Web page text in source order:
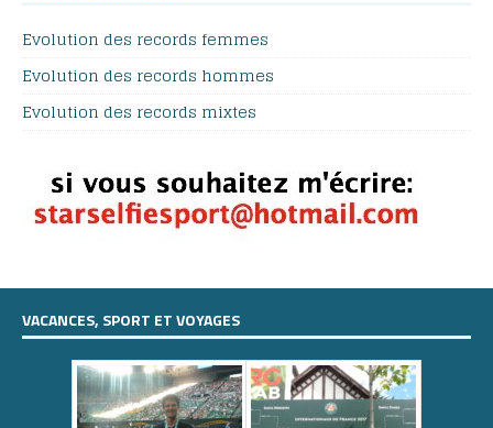
Evolution des records femmes
Evolution des records hommes
Evolution des records mixtes
VACANCES, SPORT ET VOYAGES